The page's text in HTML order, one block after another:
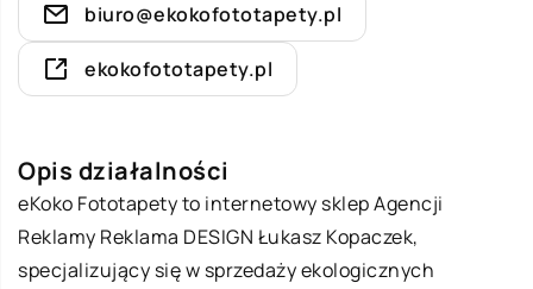
biuro@ekokofototapety.pl
ekokofototapety.pl
Opis działalności
eKoko Fototapetyto internetowy sklep Agencji
Reklamy Reklama DESIGN Łukasz Kopaczek,
specjalizujący się w sprzedaży ekologicznych